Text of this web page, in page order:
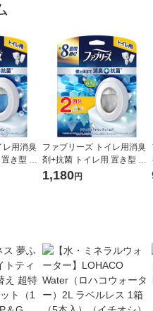
レ用消臭
き型 ウ
・シャ
ファブリーズ トイレ用消臭
剤+抗菌 トイレ用 置き型 ナ
チュラル・マウンテン・エ
1,180円